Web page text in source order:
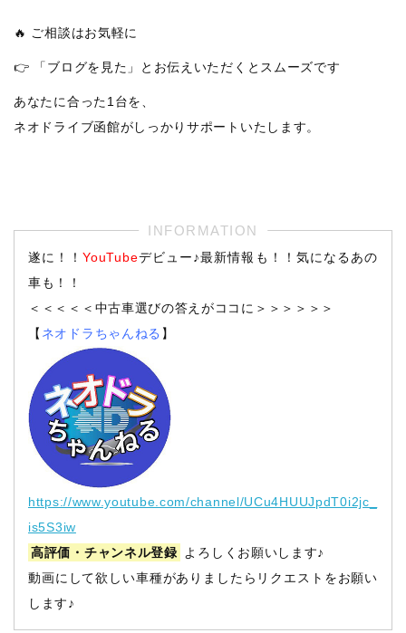
🔥 ご相談はお気軽に
👉 「ブログを見た」とお伝えいただくとスムーズです
あなたに合った1台を、
ネオドライブ函館がしっかりサポートいたします。
遂に！！YouTubeデビュー♪最新情報も！！気になるあの
車も！！
＜＜＜＜＜中古車選びの答えがココに＞＞＞＞＞＞
【 ネオドラちゃんねる 】
https://www.youtube.com/channel/UCu4HUUJpdT0i2jc_
is5S3iw
高評価・チャンネル登録
よろしくお願いします♪
動画にして欲しい車種がありましたらリクエストをお願い
します♪